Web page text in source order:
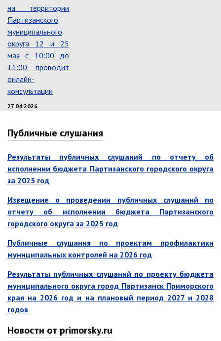
Контрольно-ревизионный отдел
Отдел культуры
Отдел муниципальной службы и
кадров
Отдел правового обеспечения
Об утверждении положения
об отделе правового
Партизанск Приморского
круая
спорта
✆ Телефонный справочник
График работы
Информация о ходе выполнения
перспективного плана работы на 2025
на территории
Партизанского
муниципального
округа 12 и 25
мая с 10:00 до
11:00 проводит
онлайн-
консультации
27.04.2026
Публичные слушания
Результаты публичных слушаний по отчету об
исполнении бюджета Партизанского городского округа
за 2025 год
Извещение о проведении публичных слушаний по
отчету об исполнении бюджета Партизанского
городского округа за 2025 год
Публичные слушания по проектам профилактики
муниципальных контролей на 2026 год
Результаты публичных слушаний по проекту бюджета
муниципального округа город Партизанск Приморского
края на 2026 год и на плановый период 2027 и 2028
годов
Новости от primorsky.ru